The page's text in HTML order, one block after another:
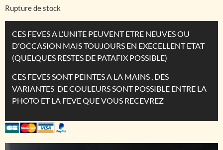
Rupture de stock
CES FEVES A L’UNITE PEUVENT ETRE NEUVES OU
D’OCCASION MAIS TOUJOURS EN EXECELLENT ETAT
(QUELQUES RESTES DE PATAFIX POSSIBLE)
CES FEVES SONT PEINTES A LA MAINS , DES
VARIANTES DE COULEURS SONT POSSIBLE ENTRE LA
PHOTO ET LA FEVE QUE VOUS RECEVREZ